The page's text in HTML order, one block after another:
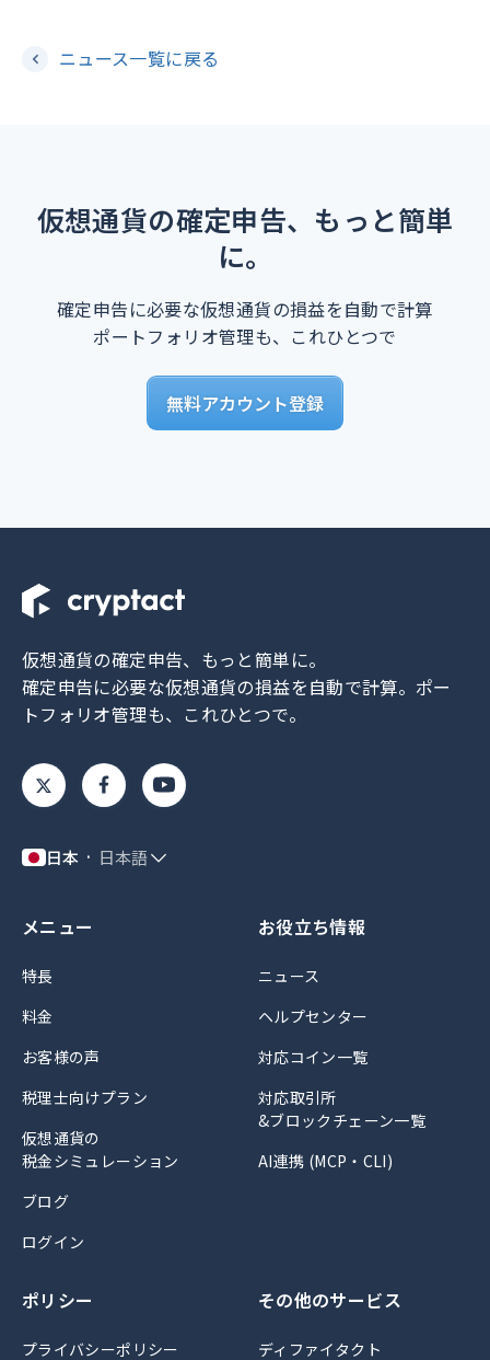
ニュース一覧に戻る
仮想通貨の確定申告、もっと簡単
に。
確定申告に必要な仮想通貨の損益を自動で計算
ポートフォリオ管理も、これひとつで
無料アカウント登録
仮想通貨の確定申告、もっと簡単に。
確定申告に必要な仮想通貨の損益を自動で計算。 ポー
トフォリオ管理も、これひとつで。
日本 日本語
メニュー
特長
料金
お客様の声
税理士向けプラン
仮想通貨の
税金シミュレーション
ブログ
ログイン
お役立ち情報
ニュース
ヘルプセンター
対応コイン一覧
対応取引所
&ブロックチェーン一覧
AI連携 (MCP・CLI)
ポリシー
プライバシーポリシー
その他のサービス
ディファイタクト